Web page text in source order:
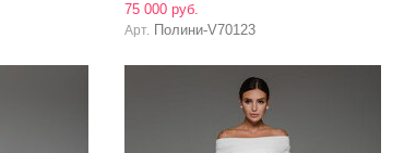
75 000 руб.
Арт. Полини-V70123